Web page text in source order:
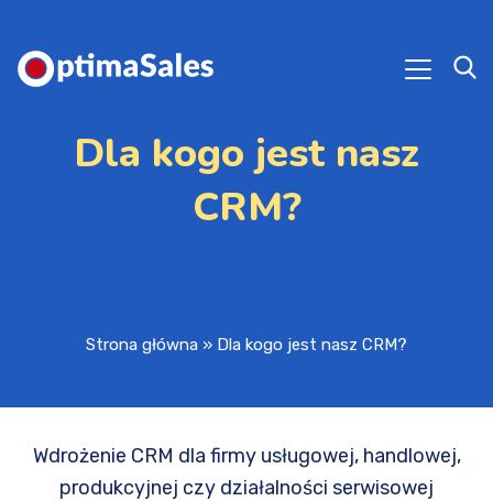
Dla kogo jest nasz
CRM?
Strona główna » Dla kogo jest nasz CRM?
Wdrożenie CRM dla firmy usługowej, handlowej,
produkcyjnej czy działalności serwisowej